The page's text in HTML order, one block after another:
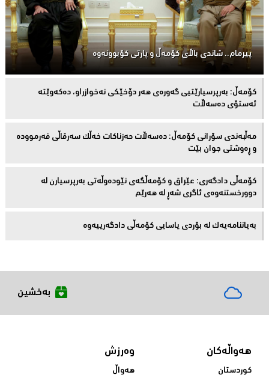
پیرمام.. شاندی باڵای كۆمه‌ڵ و پارتی كۆبوونه‌وه‌
كۆمەڵ: بەرپرسیارێتیی گەورەی هەر دۆخێکی نەخوازراو، دەكەوێتە
ئەستۆی دەسەڵات
مەڵبەندى سۆرانى کۆمەڵ: دەسەڵات حەزناکات خەڵک سەرقاڵى فەرموودە
و ڕەوشتى جوان بێت
کۆمەڵى دادگەرى: عێراق و كۆمەڵگەی نێودەوڵەتی بەرپرسیارن لە
دوورخستنەوەى ئاگری شەڕ لە هەرێم
بەیاننامەیەک لە بۆردی یاسایی کۆمەڵی دادگەرییەوە
بەخشین
هەواڵەکان
کوردستان
وەرزش
هەواڵ